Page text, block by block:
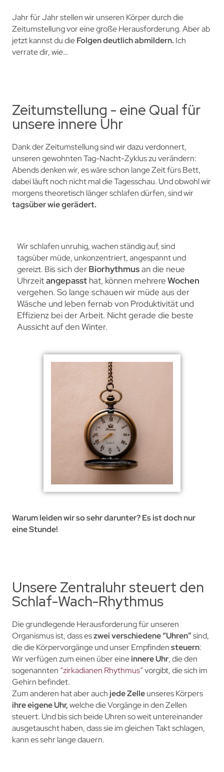
Jahr für Jahr stellen wir unseren Körper durch die
Zeitumstellung vor eine große Herausforderung. Aberab
jetzt kannst du dieFolgen deutlich abmildern. Ich
verrate dir, wie…
Zeitumstellung - eine Qual für
unsere innere Uhr
Dank der Zeitumstellung sind wir dazu verdonnert,
unseren gewohnten Tag-Nacht-Zyklus zu verändern:
Abends denken wir, es wäre schon lange Zeit fürs Bett,
dabei läuft noch nicht mal die Tagesschau. Und obwohl wir
morgens theoretisch länger schlafen dürfen, sind wir
tagsüber wie gerädert.
Wir schlafen unruhig, wachen ständig auf, sind
tagsübermüde, unkonzentriert, angespanntund
gereizt. Bis sich derBiorhythmusan die neue
Uhrzeitangepassthat, können mehrereWochen
vergehen. Solange schauen wir müde aus der
Wäsche und leben fernab von Produktivität und
Effizienz bei der Arbeit. Nicht gerade die beste
Aussicht auf den Winter.
Warum leiden wir so sehr darunter? Es ist doch nur
eine Stunde!
Unsere Zentraluhr steuert den
Schlaf-Wach-Rhythmus
Die grundlegende Herausforderung für unseren
Organismus ist, dass eszwei verschiedene “Uhren”sind,
die die Körpervorgänge und unser Empfindensteuern:
Wir verfügen zum einen über eineinnere Uhr, die den
sogenannten “zirkadianen Rhythmus”vorgibt, die sich im
Gehirn befindet.
Zum anderen hat aber auchjede Zelleunseres Körpers
ihreeigene Uhr,welche die Vorgänge in den Zellen
steuert. Und bis sich beide Uhren so weit untereinander
ausgetauscht haben, dass sie im gleichen Takt schlagen,
kann es sehr lange dauern.